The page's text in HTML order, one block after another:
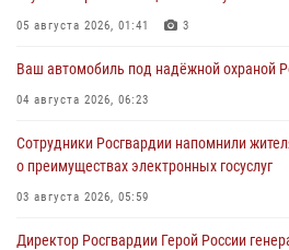
05 августа 2026, 01:41 3
Ваш автомобиль под надёжной охраной
04 августа 2026, 06:23
Сотрудники Росгвардии напомнили
о преимуществах электронных госуслуг
03 августа 2026, 05:59
Директор Росгвардии Герой России